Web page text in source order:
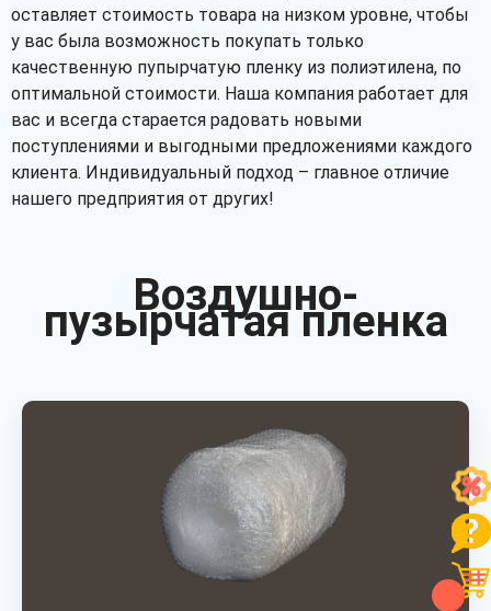
оставляет стоимость товара на низком уровне, чтобы
у вас была возможность покупать только
качественную пупырчатую пленку из полиэтилена, по
оптимальной стоимости. Наша компания работает для
вас и всегда старается радовать новыми
поступлениями и выгодными предложениями каждого
клиента. Индивидуальный подход – главное отличие
нашего предприятия от других!
Воздушно-
пузырчатая пленка